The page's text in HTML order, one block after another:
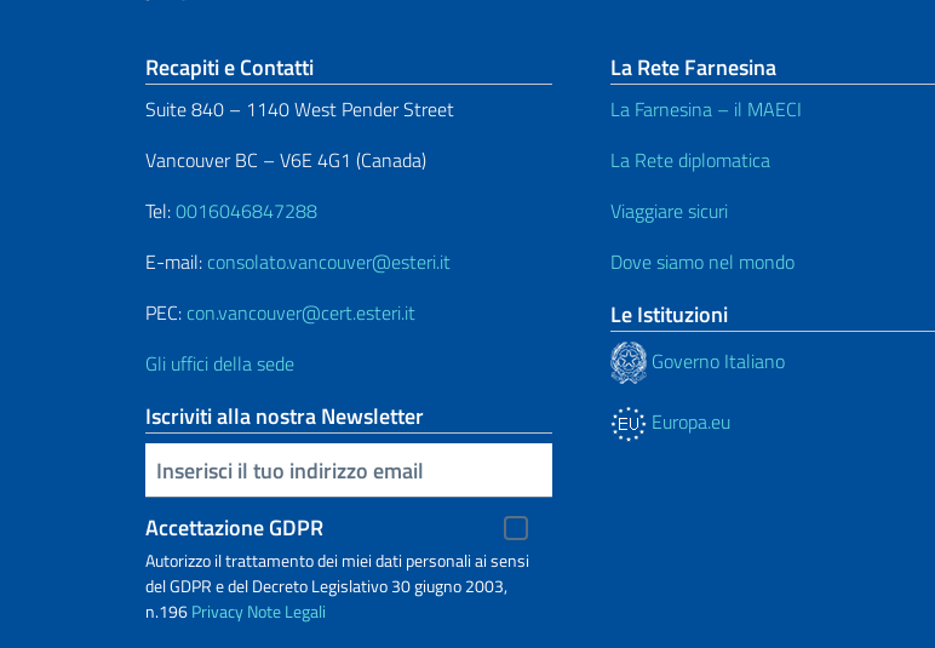
Sezione footer
Recapiti e Contatti
Suite 840 – 1140 West Pender Street
Vancouver BC – V6E 4G1 (Canada)
Tel:0016046847288
E-mail: consolato.vancouver@esteri.it
PEC: con.vancouver@cert.esteri.it
Gli uffici della sede
Iscriviti alla nostra Newsletter
Inserisci la tua email
Accettazione GDPR
Autorizzo il trattamento dei miei dati personali ai sensi
del GDPR e del Decreto Legislativo 30 giugno 2003,
n.196PrivacyNote Legali
La Rete Farnesina
La Farnesina – il MAECI
La Rete diplomatica
Viaggiare sicuri
Dove siamo nel mondo
Le Istituzioni
Governo Italiano
Europa.eu